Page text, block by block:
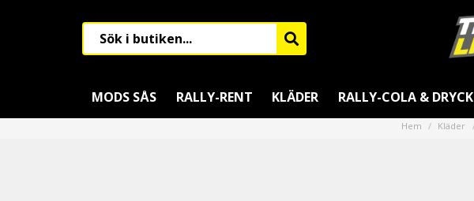
MODS SÅS RALLY-RENT KLÄDER RALLY-COLA & DRYCK
Hem Kläder